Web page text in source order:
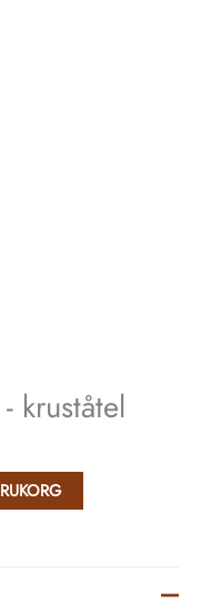
kruståtel